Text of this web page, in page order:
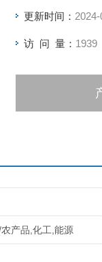
更新时间：
访 问 量： 1939
产品,化工,能源